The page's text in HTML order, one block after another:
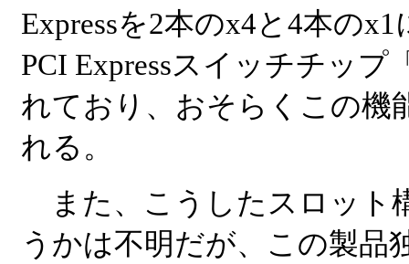
Expressを2本のx4と4本の
PCI Expressスイッチチップ
れており、おそらくこの機
れる。
また、こうしたスロット
うかは不明だが、この製品